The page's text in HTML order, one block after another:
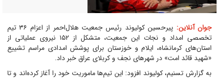
جوان آنلاین:
پیرحسین کولیوند رئیس جمعیت هلال‌احمر از اعزام ۳۶ تیم
تخصصی امداد و نجات این جمعیت، متشکل از ۱۵۲ نیروی عملیاتی از
استان‌های کرمانشاه، ایلام و خوزستان برای پوشش امدادی مراسم تشییع
«شهید قائد امت» در شهر‌های نجف و کربلای عراق خبر داد.
به گزارش تسنیم، کولیوند افزود: این تیم‌ها ماموریت خود را آغاز کرده‌اند و تا